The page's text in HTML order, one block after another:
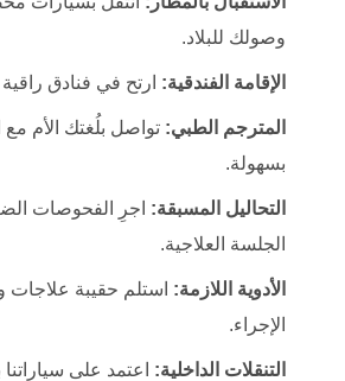
وصولك للبلاد.
الإقامة الفندقية: ارتح في فنادق
المترجم الطبي: تواصل بلُغتك الأم
بسهولة.
التحاليل المسبقة: اجرِ الفحوصات
الجلسة العلاجية.
الأدوية اللازمة: استلم حقيبة علاجات
الإجراء.
التنقلات الداخلية: اعتمد على